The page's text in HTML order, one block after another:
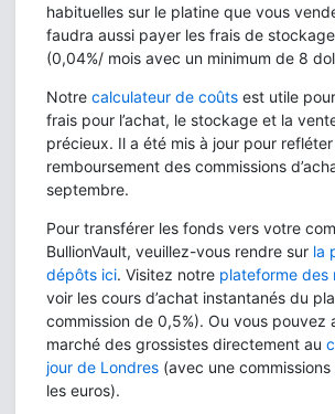
habituelles sur le platine que vous
faudra aussi payer les frais de
(0,04%/ mois avec un minimum de 8
Notre calculateur de coûts est utile
frais pour l’achat, le stockage et la
précieux. Il a été mis à jour pour
remboursement des commissions
septembre.
Pour transférer les fonds vers votre
BullionVault, veuillez-vous rendre sur la
dépôts ici. Visitez notre plateforme des
voir les cours d’achat instantanés du
commission de 0,5%). Ou vous pouvez
marché des grossistes directement au
jour de Londres (avec une
les euros).